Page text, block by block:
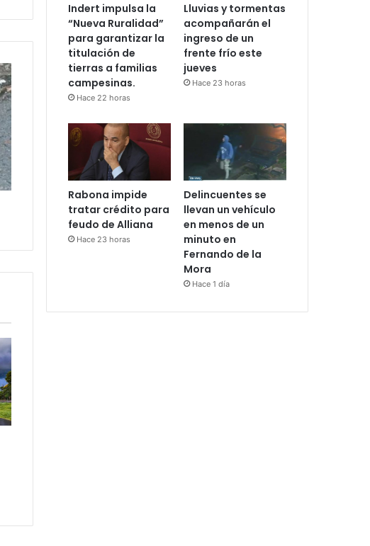
Indert impulsa la
“Nueva Ruralidad”
para garantizar la
titulación de
tierras a familias
campesinas.
Hace 22 horas
Lluvias y tormentas
acompañarán el
ingreso de un
frente frío este
jueves
Hace 23 horas
Rabona impide
tratar crédito para
feudo de Alliana
Hace 23 horas
Delincuentes se
llevan un vehículo
en menos de un
minuto en
Fernando de la
Mora
Hace 1 día